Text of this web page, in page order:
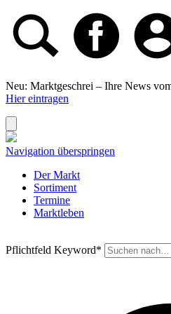
Neu: Marktgeschrei – Ihre News
Hier eintragen
Navigation überspringen
Der Markt
Sortiment
Termine
Marktleben
Pflichtfeld Keyword*